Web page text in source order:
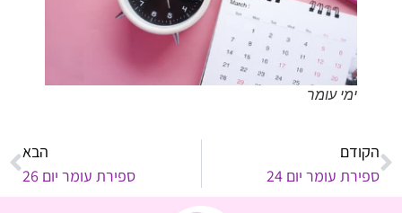
ימי עומר
הקודם
ספירת עומר יום 24
הבא
ספירת עומר יום 26